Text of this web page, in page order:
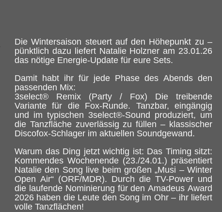
Die Wintersaison steuert auf den Höhepunkt zu –
pünktlich dazu liefert Natalie Holzner am 23.01.26
das nötige Energie-Update für eure Sets.
Damit habt ihr für jede Phase des Abends den
passenden Mix:
3select® Remix (Party / Fox) Die treibende
Variante für die Fox-Runde. Tanzbar, eingängig
und im typischen 3select®-Sound produziert, um
die Tanzfläche zuverlässig zu füllen – klassischer
Discofox-Schlager im aktuellen Soundgewand.
Warum das Ding jetzt wichtig ist: Das Timing sitzt:
Kommendes Wochenende (23./24.01.) präsentiert
Natalie den Song live beim großen „Musi – Winter
Open Air“ (ORF/MDR). Durch die TV-Power und
die laufende Nominierung für den Amadeus Award
2026 haben die Leute den Song im Ohr – ihr liefert
volle Tanzflächen!